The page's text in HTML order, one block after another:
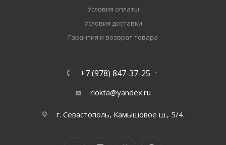
Условия оплаты
Условия доставки
Гарантия и возврат товара
+7 (978) 847-37-25
riokta@yandex.ru
г. Севастополь, Камышовое ш., 5/4.